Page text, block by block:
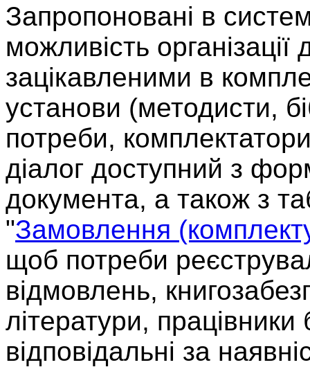
Запропоновані в
можливість
зацікавленими в
установи (методисти,
потреби,
діалог доступний з
документа, а також з
"Замовлення
щоб потреби
відмовлень,
літератури, працівники
відповідальні за